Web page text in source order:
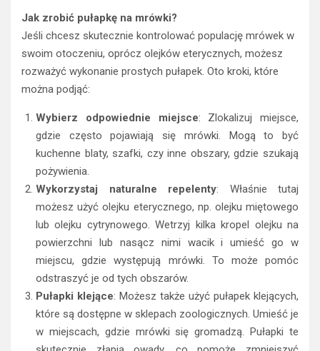
Jak zrobić pułapkę na mrówki?
Jeśli chcesz skutecznie kontrolować populację mrówek w
swoim otoczeniu, oprócz olejków eterycznych, możesz
rozważyć wykonanie prostych pułapek. Oto kroki, które
można podjąć:
Wybierz odpowiednie miejsce: Zlokalizuj miejsce,
gdzie często pojawiają się mrówki. Mogą to być
kuchenne blaty, szafki, czy inne obszary, gdzie szukają
pożywienia.
Wykorzystaj naturalne repelenty: Właśnie tutaj
możesz użyć olejku eterycznego, np. olejku miętowego
lub olejku cytrynowego. Wetrzyj kilka kropel olejku na
powierzchni lub nasącz nimi wacik i umieść go w
miejscu, gdzie występują mrówki. To może pomóc
odstraszyć je od tych obszarów.
Pułapki klejące: Możesz także użyć pułapek klejących,
które są dostępne w sklepach zoologicznych. Umieść je
w miejscach, gdzie mrówki się gromadzą. Pułapki te